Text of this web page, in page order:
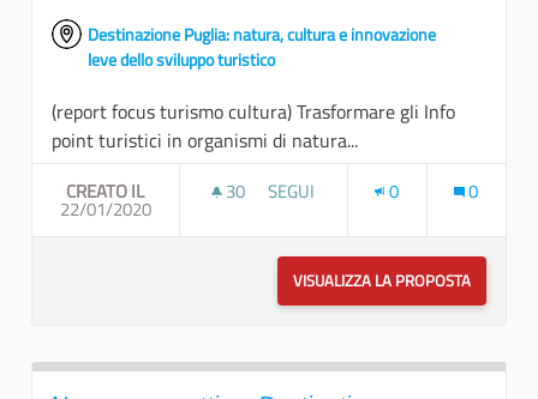
Destinazione Puglia: natura, cultura e innovazione
leve dello sviluppo turistico
(report focus turismo cultura) Trasformare gli Info
point turistici in organismi di natura...
CREATO IL
22/01/2020
30 30 SOSTENITORI
SEGUI 0 0
VISUALIZZA LA PROPOSTA